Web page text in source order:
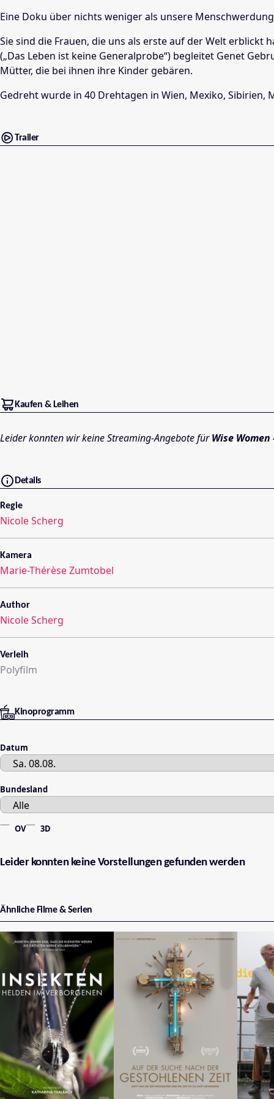
Eine Doku über nichts weniger als unsere
Sie sind die Frauen, die uns als erste auf der Welt
(„Das Leben ist keine Generalprobe“) begleitet Genet
Mütter, die bei ihnen ihre Kinder gebären.
Gedreht wurde in 40 Drehtagen in Wien, Mexiko, Sibirien,
Trailer
Kaufen & Leihen
Leider konnten wir keine Streaming-Angebote fürWise
Details
Regie
Nicole Scherg
Kamera
Marie-Thérèse Zumtobel
Author
Nicole Scherg
Verleih
Polyfilm
Kinoprogramm
Datum
Bundesland
OV 3D
Leider konnten keine Vorstellungen gefunden werden
Ähnliche Filme & Serien